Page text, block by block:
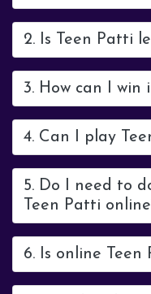
2. Is Teen Patti
3. How can I win
4. Can I play
5. Do I need to
Teen Patti
6. Is online Teen